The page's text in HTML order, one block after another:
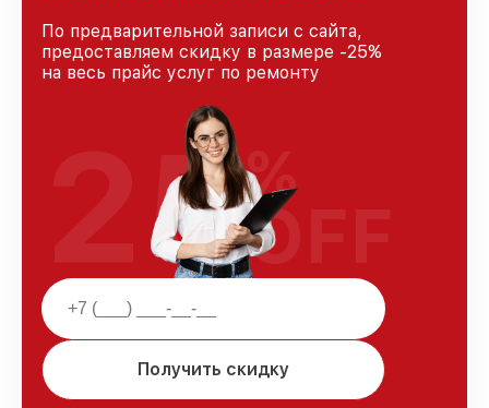
По предварительной записи с сайта,
предоставляем скидку в размере -25%
на весь прайс услуг по ремонту
Получить скидку
25%
OFF